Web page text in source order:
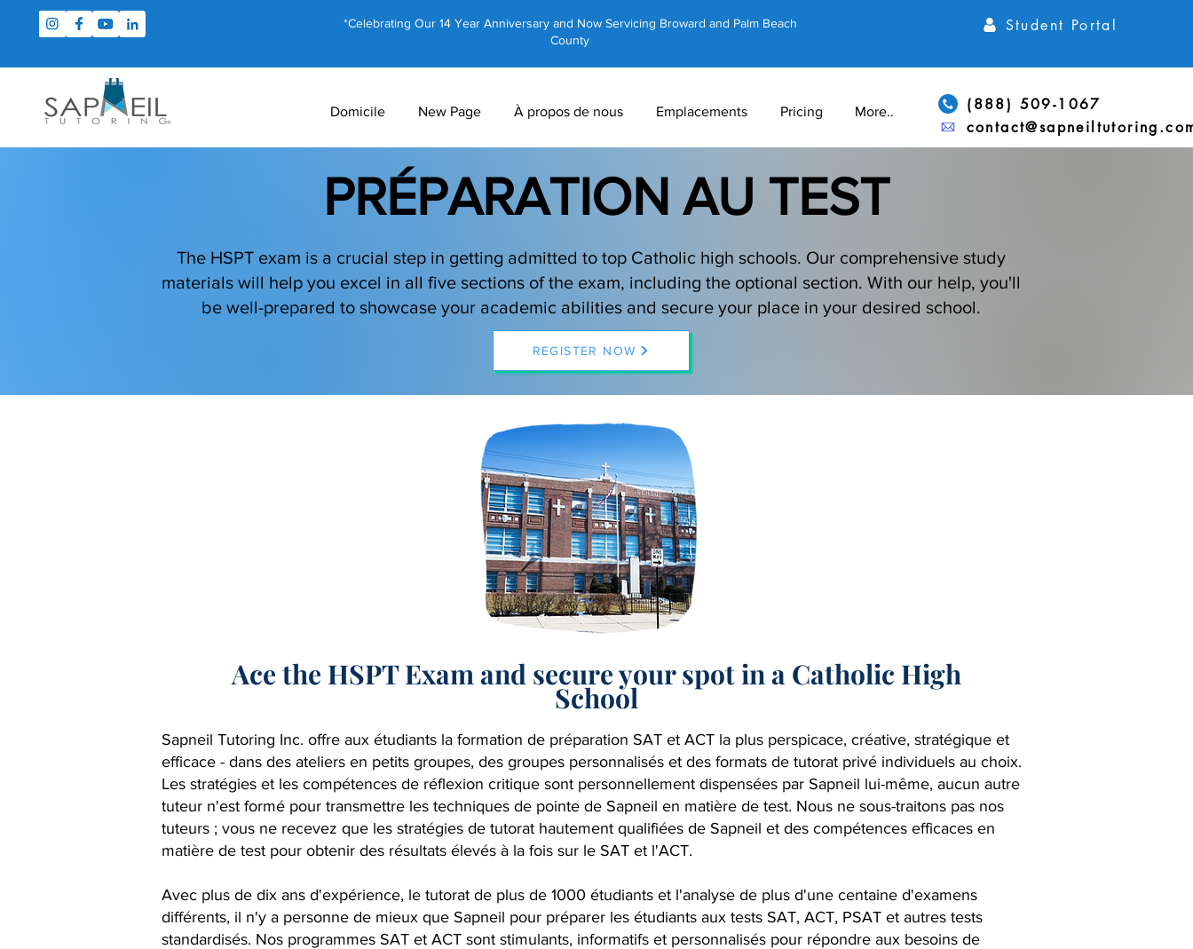
*Celebrating Our 14 Year Anniversary and Now Servicing Broward and Palm Beach
County
Student Portal
Domicile New Page À propos de nous Emplacements Pricing More...
(888) 509-1067
PRÉPARATION AU TEST
The HSPT exam is a crucial step in getting admitted to top Catholic high schools. Our comprehensive study
materials will help you excel in all five sections of the exam, including the optional section. With our help, you'll
be well-prepared to showcase your academic abilities and secure your place in your desired school.
REGISTER NOW
Ace the HSPT Exam and secure your spot in a Catholic High
School
Sapneil Tutoring Inc. offre aux étudiants la formation de préparation SAT et ACT la plus perspicace, créative, stratégique et
efficace - dans des ateliers en petits groupes, des groupes personnalisés et des formats de tutorat privé individuels au choix.
Les stratégies et les compétences de réflexion critique sont personnellement dispensées par Sapneil lui-même, aucun autre
tuteur n'est formé pour transmettre les techniques de pointe de Sapneil en matière de test. Nous ne sous-traitons pas nos
tuteurs ; vous ne recevez que les stratégies de tutorat hautement qualifiées de Sapneil et des compétences efficaces en
matière de test pour obtenir des résultats élevés à la fois sur le SAT et l'ACT.
Avec plus de dix ans d'expérience, le tutorat de plus de 1000 étudiants et l'analyse de plus d'une centaine d'examens
différents, il n'y a personne de mieux que Sapneil pour préparer les étudiants aux tests SAT, ACT, PSAT et autres tests
standardisés. Nos programmes SAT et ACT sont stimulants, informatifs et personnalisés pour répondre aux besoins de